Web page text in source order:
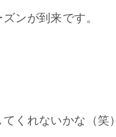
ンが到来です。
くれないかな（笑）